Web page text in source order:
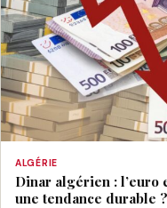
ALGÉRIE
Dinar algérien : l’euro
une tendance durable ?